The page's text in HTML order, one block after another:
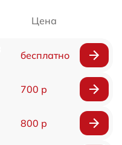
Цена
бесплатно
700 р
800 р